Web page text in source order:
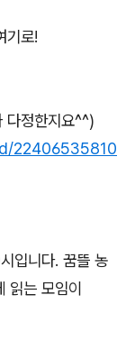
기로!
다정한지요^^)
22406535810
입니다. 꿈뜰 농
읽는 모임이